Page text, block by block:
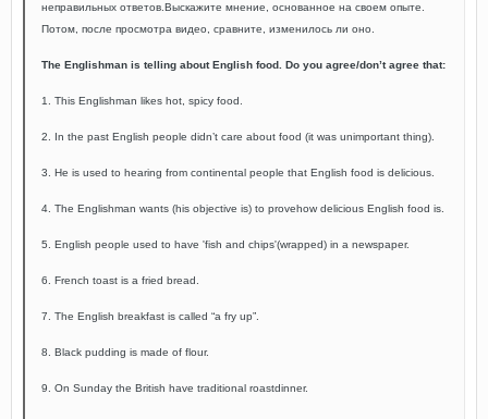
неправильных ответов. Выскажите мнение, основанное на своем опыте.
Потом, после просмотра видео, сравните, изменилось ли оно.
The Englishman is telling about English food. Do you agree/don’t agree that:
1. This Englishman likes hot, spicy food.
2. In the past English people didn’t care about food (it was unimportant thing).
3. He is used to hearing from continental people that English food is delicious.
4. The Englishman wants (his objective is) to provehow delicious English food is.
5. English people used to have 'fish and chips'(wrapped) in a newspaper.
6. French toast is a fried bread.
7. The English breakfast is called “a fry up”.
8. Black pudding is made of flour.
9. On Sunday the British have traditional roastdinner.